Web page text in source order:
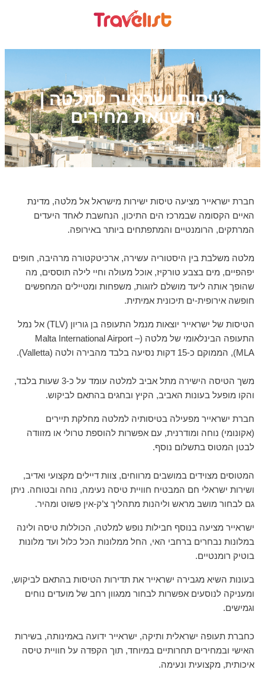
טיסות ישראייר למלטה |
השוואת מחירים
חברת ישראייר מציעה טיסות ישירות מישראל אל מלטה, מדינת
האיים הקסומה שבמרכז הים התיכון, הנחשבת לאחד היעדים
המרתקים, הרומנטיים והמתפתחים ביותר באירופה.
מלטה משלבת בין היסטוריה עשירה, ארכיטקטורה מרהיבה, חופים
יפהפיים, מים בצבע טורקיז, אוכל מעולה וחיי לילה תוססים, מה
שהופך אותה ליעד מושלם לזוגות, משפחות ומטיילים המחפשים
חופשה אירופית-ים תיכונית אמיתית.
הטיסות של ישראייר יוצאות מנמל התעופה בן גוריון (TLV) אל נמל
התעופה הבינלאומי של מלטה (Malta International Airport –
MLA), הממוקם כ-15 דקות נסיעה בלבד מהבירה ולטה (Valletta).
משך הטיסה הישירה מתל אביב למלטה עומד על כ-3 שעות בלבד,
והקו מופעל בעונות האביב, הקיץ ובחגים בהתאם לביקוש.
חברת ישראייר מפעילה בטיסותיה למלטה מחלקת תיירים
(אקונומי) נוחה ומודרנית, עם אפשרות להוספת טרולי או מזוודה
לבטן המטוס בתשלום נוסף.
המטוסים מצוידים במושבים מרווחים, צוות דיילים מקצועי ואדיב,
ושירות ישראלי חם המבטיח חוויית טיסה נעימה, נוחה ובטוחה. ניתן
גם לבחור מושב מראש וליהנות מתהליך צ’ק-אין פשוט ומהיר.
ישראייר מציעה בנוסף חבילות נופש למלטה, הכוללות טיסה ולינה
במלונות נבחרים ברחבי האי, החל ממלונות הכל כלול ועד מלונות
בוטיק רומנטיים.
בעונות השיא מגבירה ישראייר את תדירות הטיסות בהתאם לביקוש,
ומעניקה לנוסעים אפשרות לבחור ממגוון רחב של מועדים נוחים
וגמישים.
כחברת תעופה ישראלית ותיקה, ישראייר ידועה באמינותה, בשירות
האישי ובמחירים תחרותיים במיוחד, תוך הקפדה על חוויית טיסה
איכותית, מקצועית ונעימה.